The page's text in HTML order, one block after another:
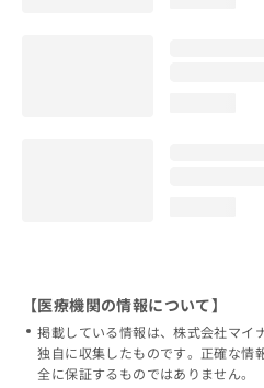
【医療機関の情報について】
掲載している情報は、株式会社マイ
独自に収集したものです。正確な情
全に保証するものではありません。